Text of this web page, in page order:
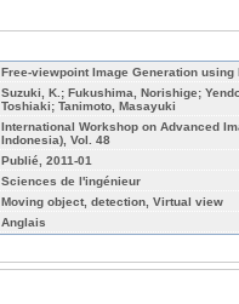
Free-viewpoint Image Generation using
Suzuki, K.; Fukushima, Norishige;
Toshiaki; Tanimoto, Masayuki
International Workshop on Advanced
Indonesia), Vol. 48
Publié, 2011-01
Sciences de l'ingénieur
Moving object, detection, Virtual view
Anglais